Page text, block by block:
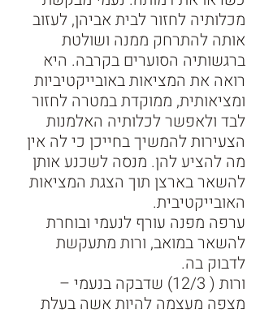
מכלותיה לחזור לבית אביהן, לעזוב
אותה להתרחק ממנה ושולטת
ברגשותיה הסוערים בקרבה. היא
רואה את המציאות באובייקטיביות
ומציאותית, ממוקדת במטרה לחזור
לבד ולאפשר לכלותיה האלמנות
הצעירות להמשיך בחייכן כי לה אין
מה להציע להן. מנסה לשכנע אותן
להשאר בארצן תוך הצגת המציאות
האובייקטיבית.
ערפה מפנה עורף לנעמי ובוחרת
להשאר במואב, ורות מתעקשת
לדבוק בה.
ורות ( 12/3) שדבקה בנעמי –
מצפה מעצמה להיות אשה בעלת